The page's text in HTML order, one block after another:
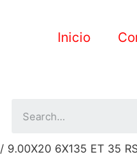
Inicio
/ 9.00X20 6X135 ET 35